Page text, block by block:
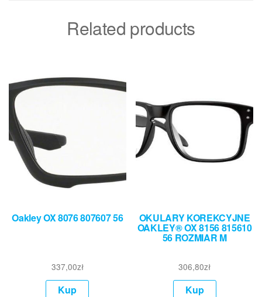
Related products
Oakley OX 8076 807607 56
337,00zł
Kup
OKULARY KOREKCYJNE
OAKLEY® OX 8156 815610
56 ROZMIAR M
306,80zł
Kup